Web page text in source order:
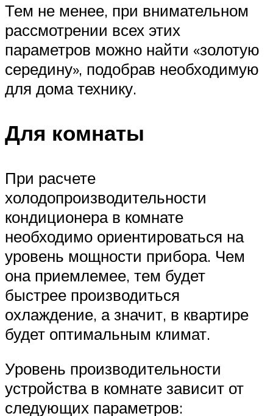
Тем не менее, при внимательном
рассмотрении всех этих
параметров можно найти «золотую
середину», подобрав необходимую
для дома технику.
Для комнаты
При расчете
холодопроизводительности
кондиционера в комнате
необходимо ориентироваться на
уровень мощности прибора. Чем
она приемлемее, тем будет
быстрее производиться
охлаждение, а значит, в квартире
будет оптимальным климат.
Уровень производительности
устройства в комнате зависит от
следующих параметров: